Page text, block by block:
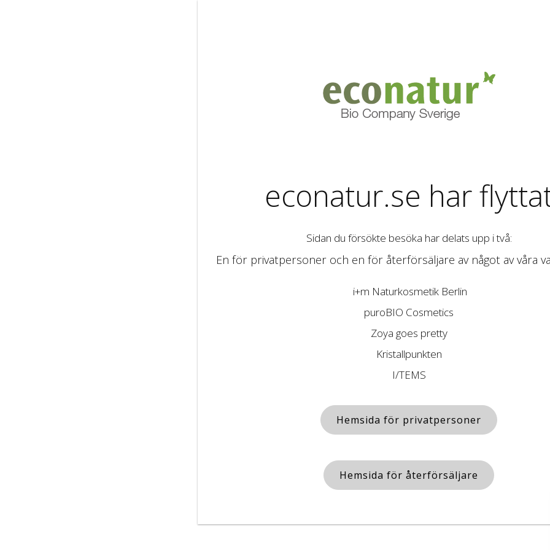
econatur.se har
Sidan du försökte besöka har delats upp i två:
En för privatpersoner och en för återförsäljare av något av våra
i+m Naturkosmetik Berlin
puroBIO Cosmetics
Zoya goes pretty
Kristallpunkten
I/TEMS
Hemsida för privatpersoner
Hemsida för återförsäljare